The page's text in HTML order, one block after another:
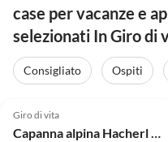
case per vacanze e
selezionati In Giro di
Consigliato Ospiti
Annuncio in
Alto
Giro di vita
Capanna alpina Hacherl Alm